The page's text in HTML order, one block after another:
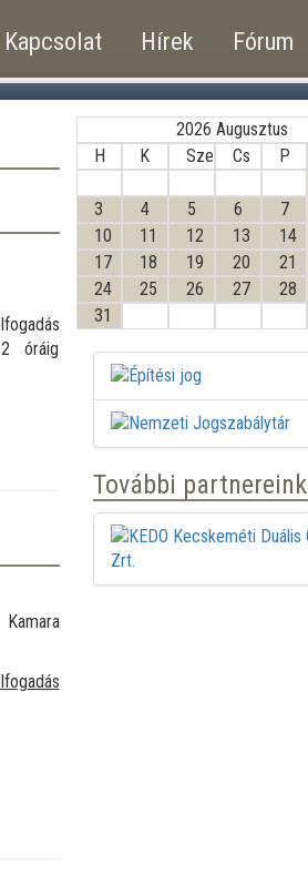
Kapcsolat Hírek Fórum
óráig
2026 Augusztus
H
K Sze Cs P
3
4 5 6 7
10
11 12 13 14
17
18 19 20 21
24
25 26 27 28
31
További partnereink